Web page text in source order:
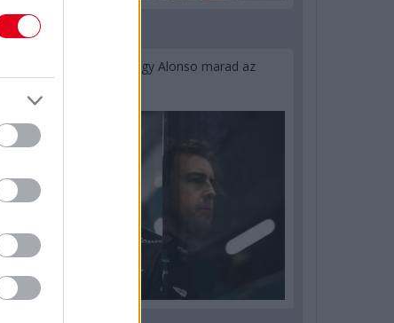
2 napja
Newey biztos benne, hogy Alonso marad az